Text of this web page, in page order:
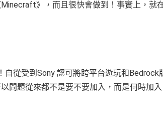
》，而且很快會做到！事實上，就
從受到Sony 認可將跨平台遊玩和Bedrock
問題從來都不是要不要加入，而是何時加入